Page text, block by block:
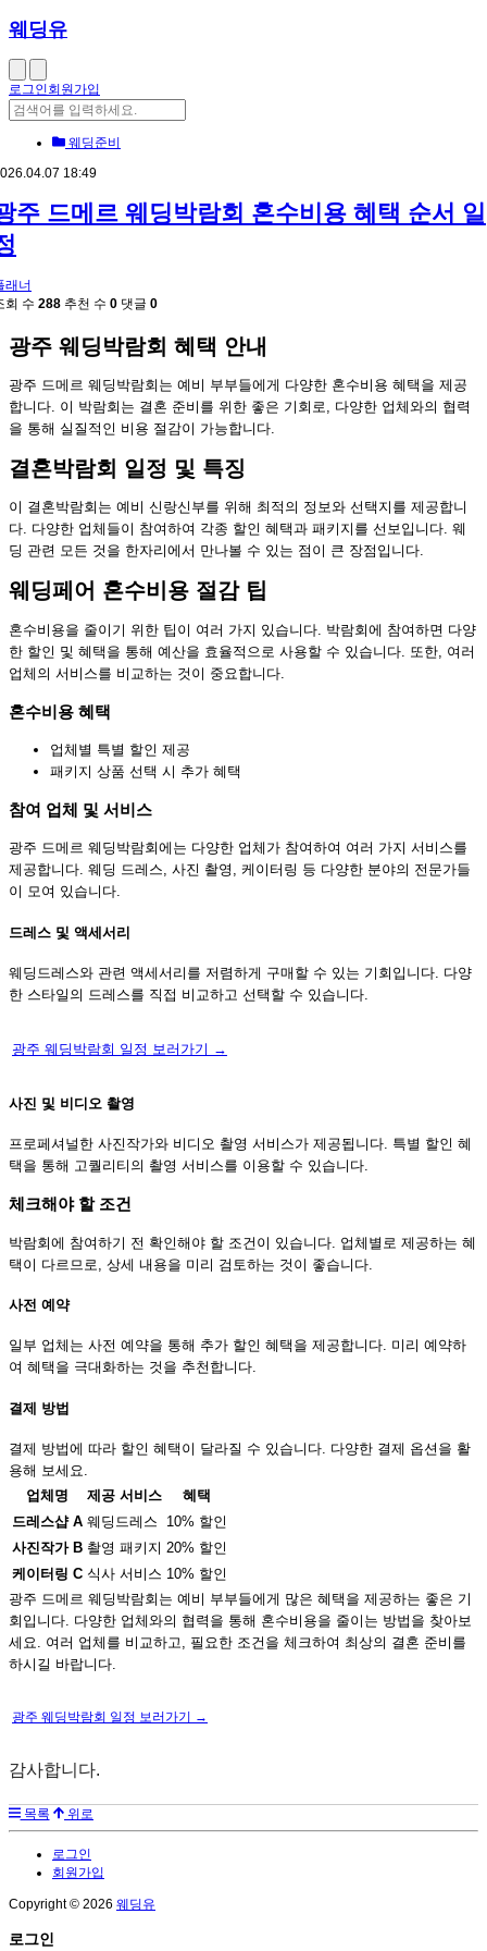
웨딩유
로그인회원가입
웨딩준비
18:49
주 드메르 웨딩박람회 혼수비용 혜택 순서 일
래너
회 수 288 추천 수 0 댓글 0
광주 웨딩박람회 혜택 안내
광주 드메르 웨딩박람회는 예비 부부들에게 다양한 혼수비용 혜택을 제공
합니다. 이 박람회는 결혼 준비를 위한 좋은 기회로, 다양한 업체와의 협력
을 통해 실질적인 비용 절감이 가능합니다.
결혼박람회 일정 및 특징
이 결혼박람회는 예비 신랑신부를 위해 최적의 정보와 선택지를 제공합니
다. 다양한 업체들이 참여하여 각종 할인 혜택과 패키지를 선보입니다. 웨
딩 관련 모든 것을 한자리에서 만나볼 수 있는 점이 큰 장점입니다.
웨딩페어 혼수비용 절감 팁
혼수비용을 줄이기 위한 팁이 여러 가지 있습니다. 박람회에 참여하면 다양
한 할인 및 혜택을 통해 예산을 효율적으로 사용할 수 있습니다. 또한, 여러
업체의 서비스를 비교하는 것이 중요합니다.
혼수비용 혜택
업체별 특별 할인 제공
패키지 상품 선택 시 추가 혜택
참여 업체 및 서비스
광주 드메르 웨딩박람회에는 다양한 업체가 참여하여 여러 가지 서비스를
제공합니다. 웨딩 드레스, 사진 촬영, 케이터링 등 다양한 분야의 전문가들
이 모여 있습니다.
드레스 및 액세서리
웨딩드레스와 관련 액세서리를 저렴하게 구매할 수 있는 기회입니다. 다양
한 스타일의 드레스를 직접 비교하고 선택할 수 있습니다.
광주 웨딩박람회 일정 보러가기 →
사진 및 비디오 촬영
프로페셔널한 사진작가와 비디오 촬영 서비스가 제공됩니다. 특별 할인 혜
택을 통해 고퀄리티의 촬영 서비스를 이용할 수 있습니다.
체크해야 할 조건
박람회에 참여하기 전 확인해야 할 조건이 있습니다. 업체별로 제공하는 혜
택이 다르므로, 상세 내용을 미리 검토하는 것이 좋습니다.
사전 예약
일부 업체는 사전 예약을 통해 추가 할인 혜택을 제공합니다. 미리 예약하
여 혜택을 극대화하는 것을 추천합니다.
결제 방법
결제 방법에 따라 할인 혜택이 달라질 수 있습니다. 다양한 결제 옵션을 활
용해 보세요.
업체명
제공 서비스
혜택
드레스샵 A 웨딩드레스
10% 할인
사진작가 B 촬영 패키지 20% 할인
케이터링 C 식사 서비스 10% 할인
광주 드메르 웨딩박람회는 예비 부부들에게 많은 혜택을 제공하는 좋은 기
회입니다. 다양한 업체와의 협력을 통해 혼수비용을 줄이는 방법을 찾아보
세요. 여러 업체를 비교하고, 필요한 조건을 체크하여 최상의 결혼 준비를
하시길 바랍니다.
광주 웨딩박람회 일정 보러가기 →
감사합니다.
목록 위로
로그인
회원가입
Copyright © 2026 웨딩유
로그인